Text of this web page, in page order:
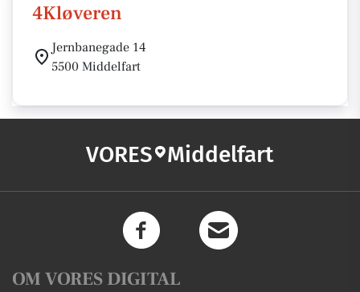
4Kløveren
Jernbanegade 14
5500 Middelfart
VORES Middelfart
OM VORES DIGITAL